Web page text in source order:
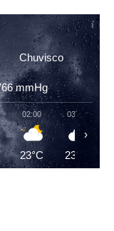
Chuvisco
mmHg
02:00
23°C
03:00
23°C
›